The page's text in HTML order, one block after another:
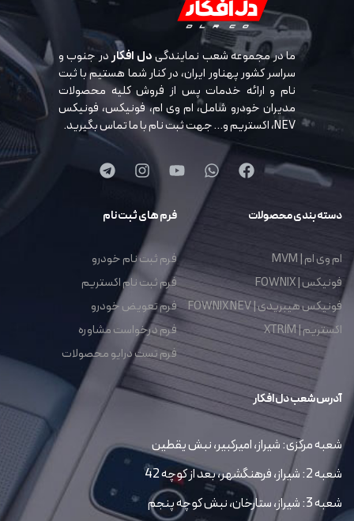
ما در مجموعه شعب نمایندگیدل افکاردر جنوب و
سراسر کشور پهناور ایران، در کنار شما هستیم با ثبت
نام و ارائه خدمات پس از فروش کلیه محصولات
مدیران خودرو شامل، ام وی ام، فونیکس، فونیکس
NEV، اکستریم و… جهت ثبت نام با ما تماس بگیرید.
دسته بندی محصولات
ام وی ام | MVM
فونیکس | FOWNIX
فونیکس هیبریدی | FOWNIX NEV
اکستریم | XTRIM
فرم های ثبت نام
فرم ثبت نام خودرو
فرم ثبت نام اکستریم
فرم تعویض خودرو
فرم درخواست مشاوره
فرم تست درایو محصولات
آدرس شعب دل افکار
شعبه مرکزی: شیراز، امیرکبیر، نبش یقطین
شعبه 2: شیراز، فرهنگشهر، بعد از کوچه 42
شعبه 3: شیراز، ستارخان، نبش کوچه پنجم